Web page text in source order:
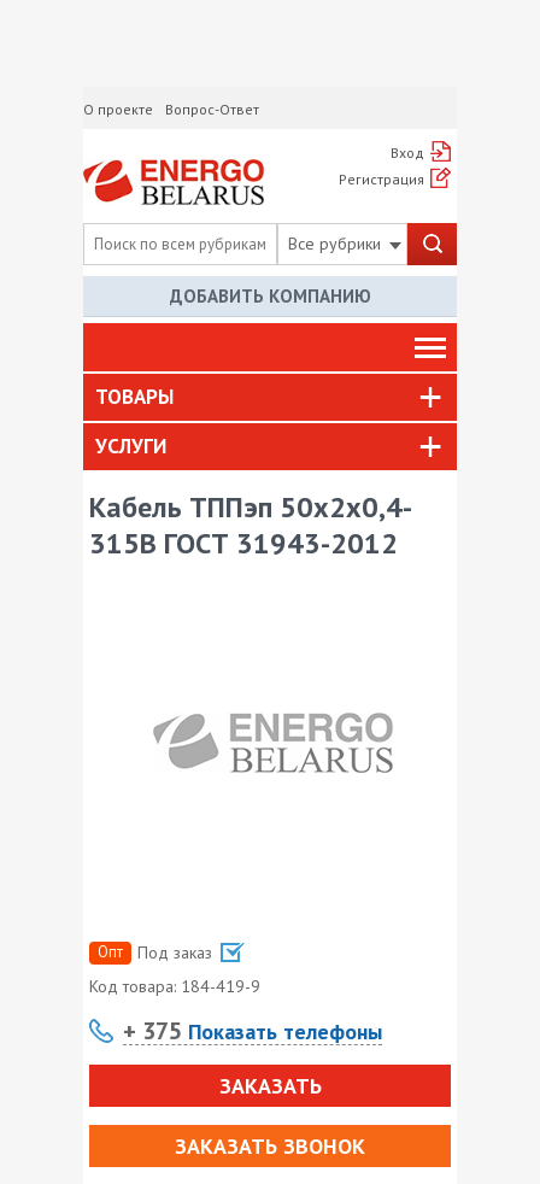
О проекте Вопрос-Ответ
Вход
Регистрация
Все рубрики
ДОБАВИТЬ КОМПАНИЮ
ТОВАРЫ
УСЛУГИ
Кабель ТППэп 50х2х0,4-
315В ГОСТ 31943-2012
Опт
Под заказ
Код товара: 184-419-9
+ 375 Показать телефоны
ЗАКАЗАТЬ
ЗАКАЗАТЬ ЗВОНОК